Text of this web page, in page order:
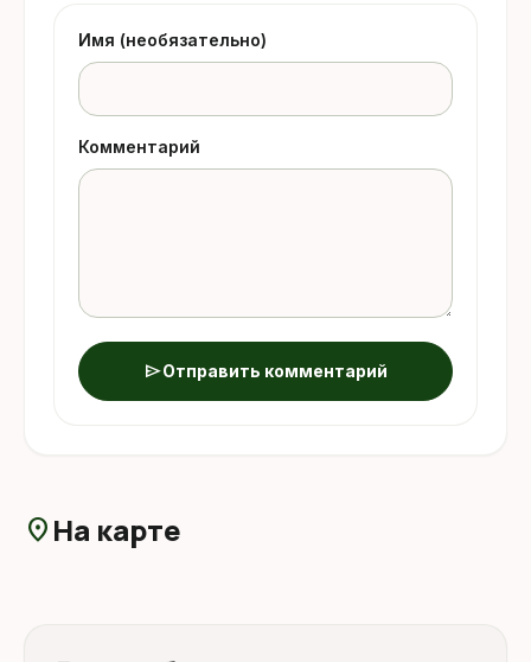
Имя (необязательно)
Комментарий
sendОтправить комментарий
location_on На карте